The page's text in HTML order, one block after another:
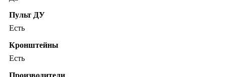
Пульт ДУ
Есть
Кронштейны
Есть
Производители